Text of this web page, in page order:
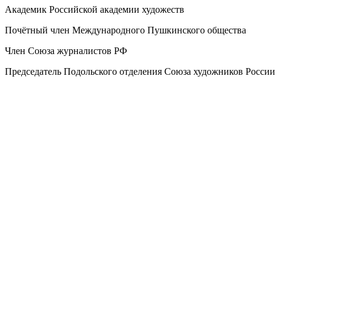
Академик Российской академии художеств
Почётный член Международного Пушкинского общества
Член Союза журналистов РФ
Председатель Подольского отделения Союза художников России